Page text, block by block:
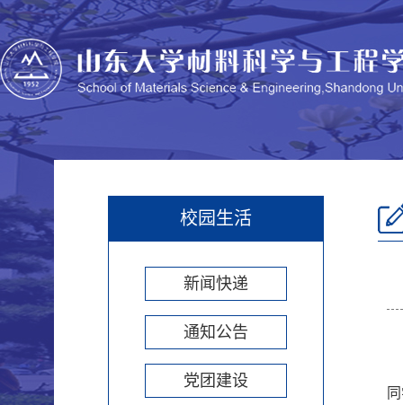
校园生活
新闻快递
通知公告
党团建设